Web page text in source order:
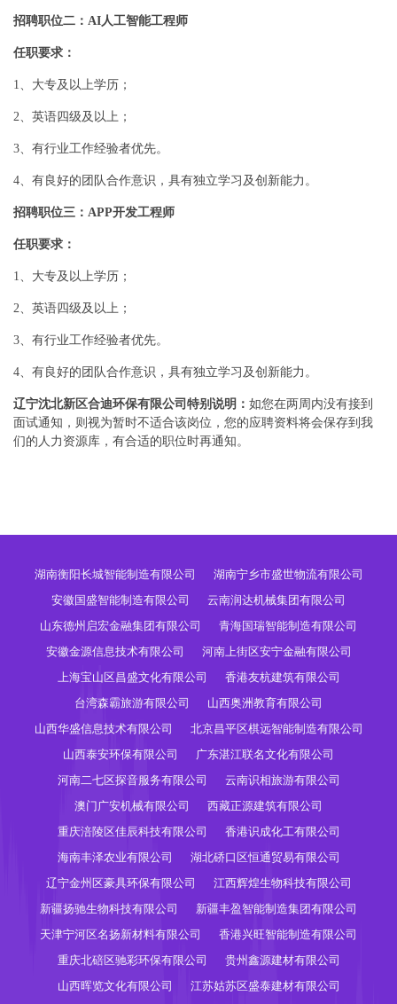
招聘职位二：AI人工智能工程师
任职要求：
1、大专及以上学历；
2、英语四级及以上；
3、有行业工作经验者优先。
4、有良好的团队合作意识，具有独立学习及创新能力。
招聘职位三：APP开发工程师
任职要求：
1、大专及以上学历；
2、英语四级及以上；
3、有行业工作经验者优先。
4、有良好的团队合作意识，具有独立学习及创新能力。
辽宁沈北新区合迪环保有限公司特别说明： 如您在两周内没有接到
面试通知，则视为暂时不适合该岗位，您的应聘资料将会保存到我
们的人力资源库，有合适的职位时再通知。
湖南衡阳长城智能制造有限公司
湖南宁乡市盛世物流有限公司
安徽国盛智能制造有限公司
云南润达机械集团有限公司
山东德州启宏金融集团有限公司
青海国瑞智能制造有限公司
安徽金源信息技术有限公司
河南上街区安宁金融有限公司
上海宝山区昌盛文化有限公司
香港友杭建筑有限公司
台湾森霸旅游有限公司
山西奥洲教育有限公司
山西华盛信息技术有限公司
北京昌平区棋远智能制造有限公司
山西泰安环保有限公司
广东湛江联名文化有限公司
河南二七区探音服务有限公司
云南识相旅游有限公司
澳门广安机械有限公司
西藏正源建筑有限公司
重庆涪陵区佳辰科技有限公司
香港识成化工有限公司
海南丰泽农业有限公司
湖北硚口区恒通贸易有限公司
辽宁金州区豪具环保有限公司
江西辉煌生物科技有限公司
新疆扬驰生物科技有限公司
新疆丰盈智能制造集团有限公司
天津宁河区名扬新材料有限公司
香港兴旺智能制造有限公司
重庆北碚区驰彩环保有限公司
贵州鑫源建材有限公司
山西晖览文化有限公司
江苏姑苏区盛泰建材有限公司